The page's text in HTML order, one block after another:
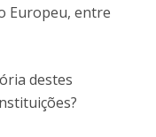
Europeu, entre
destes